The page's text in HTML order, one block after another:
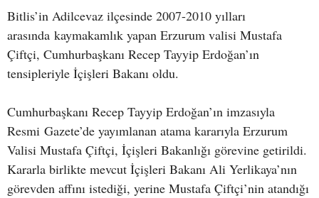
Bitlis’in Adilcevaz ilçesinde 2007-2010 yılları
arasında kaymakamlık yapan Erzurum valisi Mustafa
Çiftçi, Cumhurbaşkanı Recep Tayyip Erdoğan’ın
tensipleriyle İçişleri Bakanı oldu.
Cumhurbaşkanı Recep Tayyip Erdoğan’ın imzasıyla
Resmi Gazete’de yayımlanan atama kararıyla Erzurum
Valisi Mustafa Çiftçi, İçişleri Bakanlığı görevine getirildi.
Kararla birlikte mevcut İçişleri Bakanı Ali Yerlikaya’nın
görevden affını istediği, yerine Mustafa Çiftçi’nin atandığı